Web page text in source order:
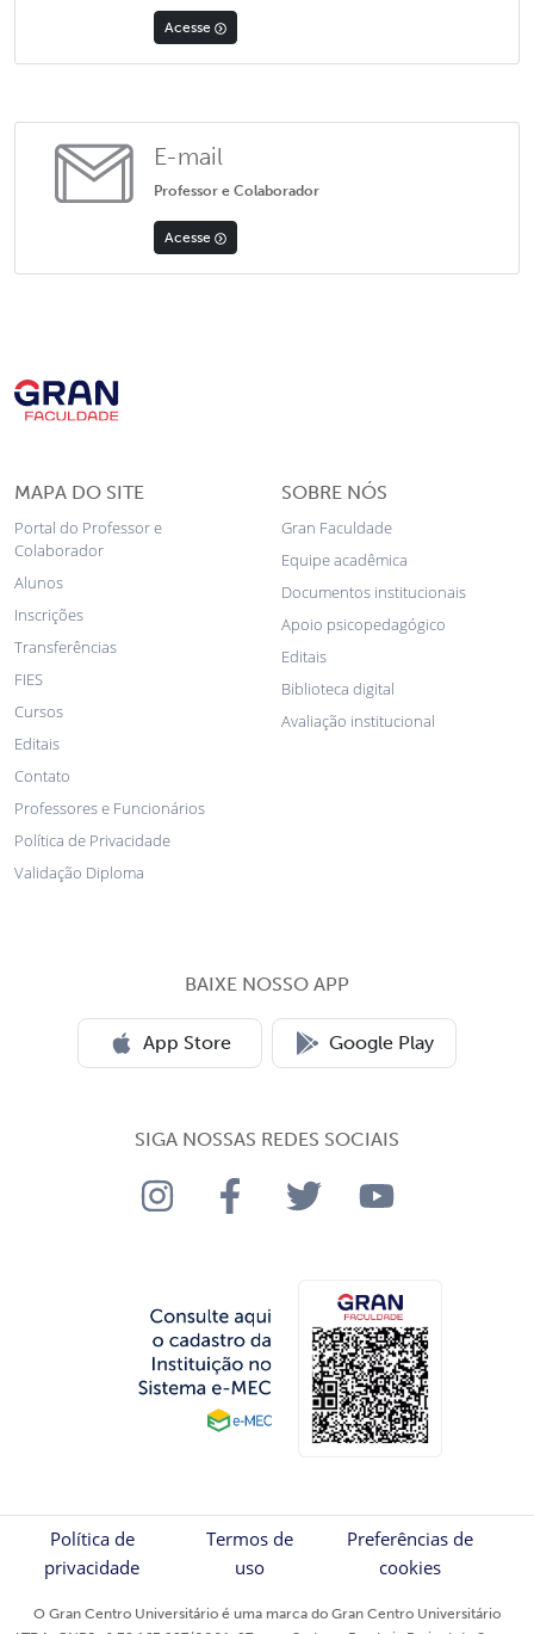
Acesse
E-mail
Professor e Colaborador
Acesse
MAPA DO SITE
Portal do Professor e
Colaborador
Alunos
Inscrições
Transferências
FIES
Cursos
Editais
Contato
Professores e Funcionários
Política de Privacidade
Validação Diploma
SOBRE NÓS
Gran Faculdade
Equipe acadêmica
Documentos institucionais
Apoio psicopedagógico
Editais
Biblioteca digital
Avaliação institucional
BAIXE NOSSO APP
App Store Google Play
SIGA NOSSAS REDES SOCIAIS
Política de
privacidade
Termos de
uso
Preferências de
cookies
O Gran Centro Universitário é uma marca do Gran Centro Universitário